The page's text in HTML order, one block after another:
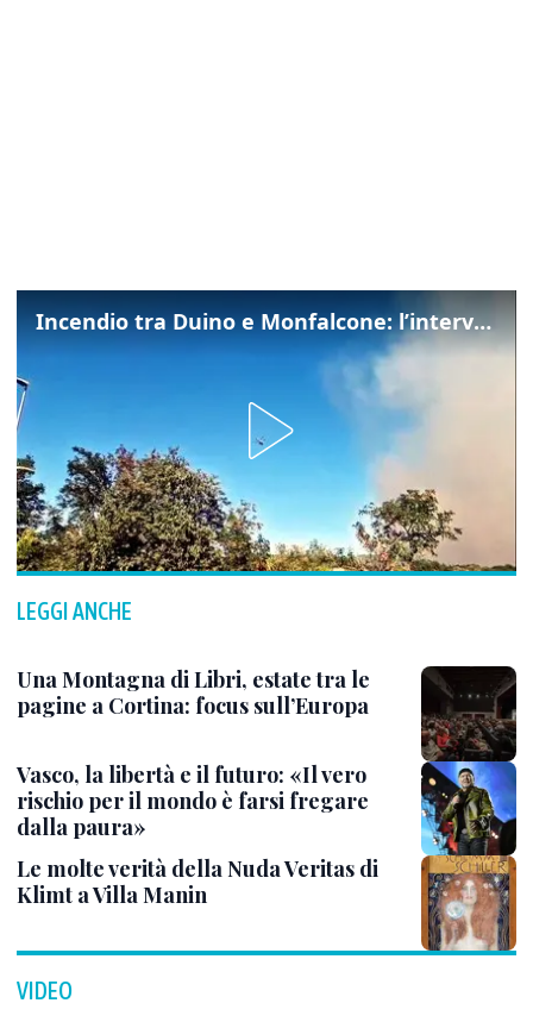
Incendio tra Duino e Monfalcone: l’intervento dei vigili del fuoco
LEGGI ANCHE
Una Montagna di Libri, estate tra le
pagine a Cortina: focus sull’Europa
Vasco, la libertà e il futuro: «Il vero
rischio per il mondo è farsi fregare
dalla paura»
Le molte verità della Nuda Veritas di
Klimt a Villa Manin
VIDEO